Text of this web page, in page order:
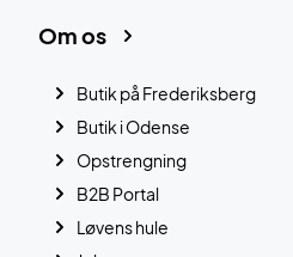
Om os
Butik på Frederiksberg
Butik i Odense
Opstrengning
B2B Portal
Løvens hule